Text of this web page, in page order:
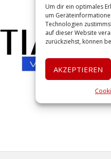
Um dir ein optimales
um
Technologien
auf dieser Website
zurückziehst, können
AKZEPTIEREN